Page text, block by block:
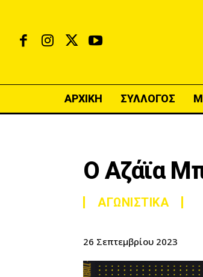
ΑΡΧΙΚΗ ΣΥΛΛΟΓΟΣ
Ο Αζάϊα
ΑΓΩΝΙΣΤΙΚΑ
26 Σεπτεμβρίου 2023